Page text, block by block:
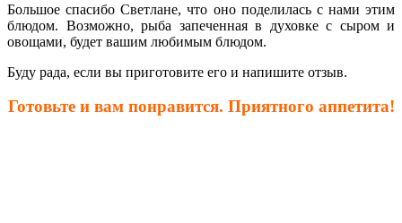
Большое спасибо Светлане, что оно поделилась с нами этим
блюдом. Возможно, рыба запеченная в духовке с сыром и
овощами, будет вашим любимым блюдом.
Буду рада, если вы приготовите его и напишите отзыв.
Готовьте и вам понравится. Приятного аппетита!